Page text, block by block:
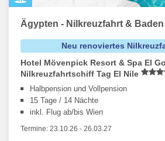
Ägypten - Nilkreuzfahrt & Baden
Neu renoviertes
Hotel Mövenpick Resort & Spa El
Nilkreuzfahrtschiff Tag El Nile
Halbpension und Vollpension
15 Tage / 14 Nächte
inkl. Flug ab/bis Wien
Termine: 23.10.26 - 26.03.27